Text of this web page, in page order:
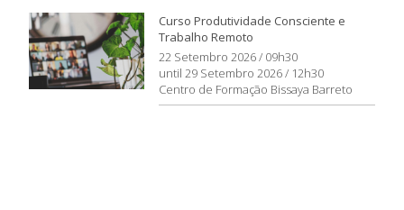
Curso Produtividade Consciente e
Trabalho Remoto
22 Setembro 2026 / 09h30
until 29 Setembro 2026 / 12h30
Centro de Formação Bissaya Barreto